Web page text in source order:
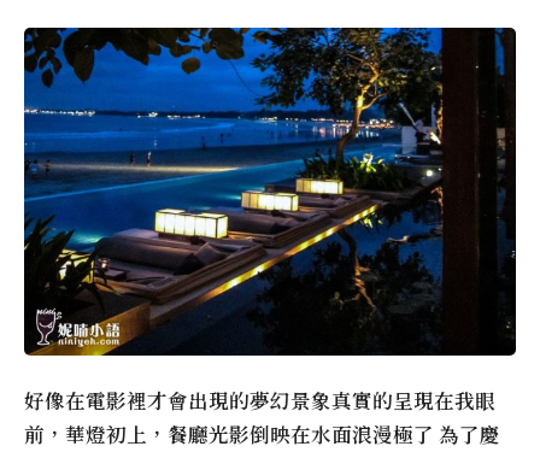
好像在電影裡才會出現的夢幻景象真實的呈現在我眼
前，華燈初上，餐廳光影倒映在水面浪漫極了 為了慶